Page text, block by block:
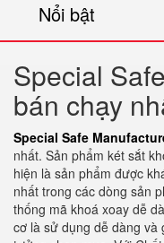
Nổi bật
Special
bán chạy
Special Safe
nhất. Sản phẩm két sắt
hiện là sản phẩm được
nhất trong các dòng sản
thống mã khoá xoay dễ
cơ là sử dụng dễ dàng và